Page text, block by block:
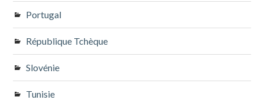
Portugal
République Tchèque
Slovénie
Tunisie